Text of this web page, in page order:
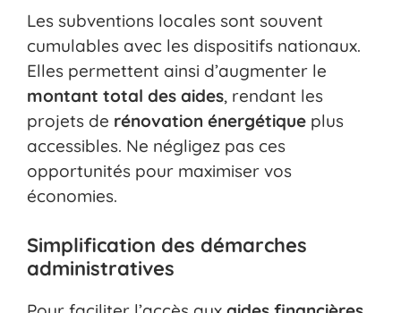
Les subventions locales sont souvent
cumulables avec les dispositifs nationaux.
Elles permettent ainsi d’augmenter le
montant total des aides, rendant les
projets de rénovation énergétique plus
accessibles. Ne négligez pas ces
opportunités pour maximiser vos
économies.
Simplification des démarches
administratives